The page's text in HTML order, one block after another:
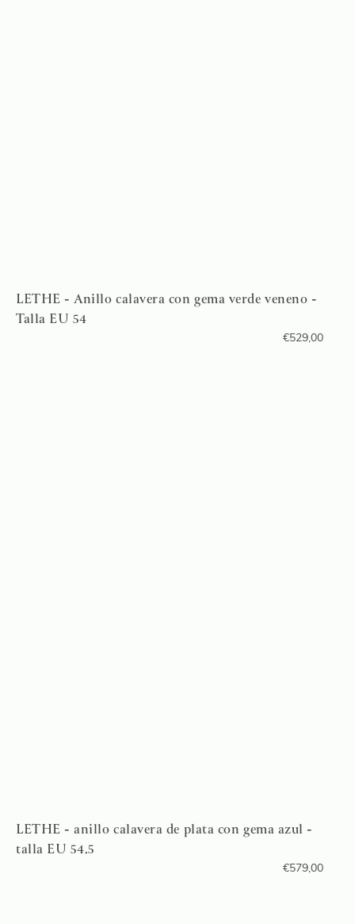
LETHE - Anillo calavera con gema verde veneno -
Talla EU 54
€529,00
LETHE - anillo calavera de plata con gema azul -
talla EU 54.5
€579,00